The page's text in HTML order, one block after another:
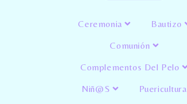
Ceremonia Bautizo
Comunión
Complementos Del Pelo
Niñ@s Puericultura